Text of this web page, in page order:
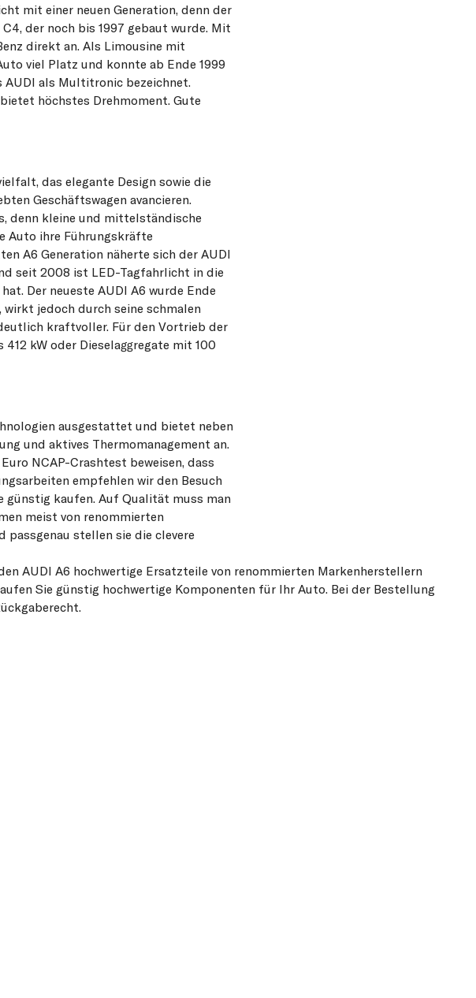
mit einer neuen Generation, denn der
der noch bis 1997 gebaut wurde. Mit
direkt an. Als Limousine mit
viel Platz und konnte ab Ende 1999
als Multitronic bezeichnet.
höchstes Drehmoment. Gute
das elegante Design sowie die
Geschäftswagen avancieren.
denn kleine und mittelständische
Auto ihre Führungskräfte
A6 Generation näherte sich der AUDI
seit 2008 ist LED-Tagfahrlicht in die
Der neueste AUDI A6 wurde Ende
jedoch durch seine schmalen
kraftvoller. Für den Vortrieb der
kW oder Dieselaggregate mit 100
ausgestattet und bietet neben
und aktives Thermomanagement an.
NCAP-Crashtest beweisen, dass
empfehlen wir den Besuch
günstig kaufen. Auf Qualität muss man
meist von renommierten
stellen sie die clevere
AUDI A6 hochwertige Ersatzteile von renommierten Markenherstellern
Sie günstig hochwertige Komponenten für Ihr Auto. Bei der Bestellung